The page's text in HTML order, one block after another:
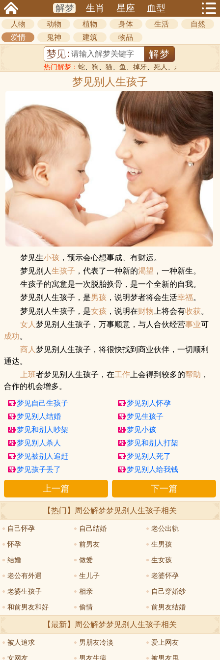
解梦 生肖 星座 血型
人物 动物 植物 身体 生活
自然
爱情
鬼神 建筑 物品
热门解梦： 蛇、 狗、 猫、 鱼 、 掉牙、 死人 、 杀人
梦见别人生孩子
梦见生小孩，预示会心想事成、有财运。
梦见别人生孩子 ，代表了一种新的渴望 ，一种新生。
生孩子的寓意是一次脱胎换骨，是一个全新的自我。
梦见别人生孩子，是男孩，说明梦者将会生活幸福。
梦见别人生孩子，是女孩，说明在财物上将会有收获。
女人梦见别人生孩子，万事顺意，与人合伙经营事业可
成功。
商人梦见别人生孩子，将很快找到商业伙伴，一切顺利
通达。
上班者梦见别人生孩子，在工作上会得到较多的帮助 ，
合作的机会增多。
梦见自己生孩子
梦见别人怀孕
梦见别人结婚
梦见生孩子
梦见和别人吵架
梦见小孩
梦见别人杀人
梦见和别人打架
梦见被别人追赶
梦见别人死了
梦见孩子丢了
梦见别人给我钱
上一篇 下一篇
【热门】周公解梦梦见别人生孩子相关
自己怀孕 自己结婚 老公出轨
怀孕 前男友 生男孩
结婚 做爱 生女孩
老公有外遇 生儿子 老婆怀孕
老婆生孩子 相亲 自己穿婚纱
和前男友和好 偷情 前男友结婚
【最新】周公解梦梦见别人生孩子相关
被人追求 男朋友冷淡 爱上网友
女网友 男友生病 被男友甩